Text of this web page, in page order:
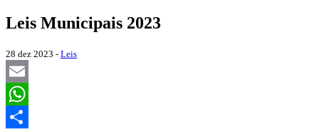
Leis Municipais 2023
28 dez 2023 - Leis
Email
WhatsApp